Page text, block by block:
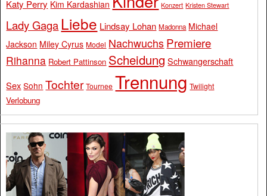
Katy Perry Kim Kardashian Konzert Kristen Stewart
Lady Gaga Liebe Lindsay Lohan Madonna Michael
Jackson Miley Cyrus Model Nachwuchs Premiere
Rihanna Robert Pattinson Scheidung Schwangerschaft
Sex Sohn Tochter Tournee Trennung Twilight
Verlobung